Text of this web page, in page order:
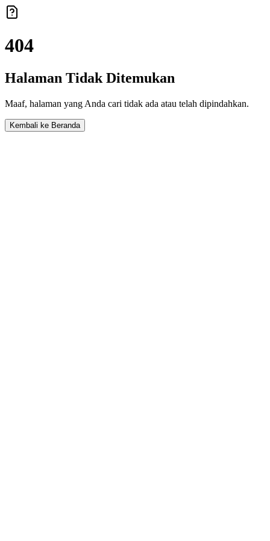
404
Halaman Tidak Ditemukan
Maaf, halaman yang Anda cari tidak ada atau telah dipindahkan.
Kembali ke Beranda